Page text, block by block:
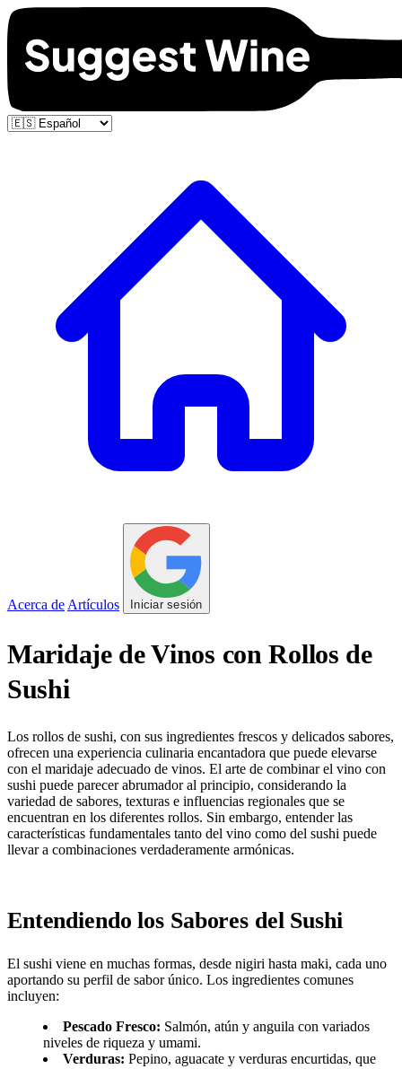
Acerca de Artículos Iniciar sesión
Maridaje de Vinos con Rollos de
Sushi
Los rollos de sushi, con sus ingredientes frescos y delicados sabores,
ofrecen una experiencia culinaria encantadora que puede elevarse
con el maridaje adecuado de vinos. El arte de combinar el vino con
sushi puede parecer abrumador al principio, considerando la
variedad de sabores, texturas e influencias regionales que se
encuentran en los diferentes rollos. Sin embargo, entender las
características fundamentales tanto del vino como del sushi puede
llevar a combinaciones verdaderamente armónicas.
Entendiendo los Sabores del Sushi
El sushi viene en muchas formas, desde nigiri hasta maki, cada uno
aportando su perfil de sabor único. Los ingredientes comunes
incluyen:
Pescado Fresco: Salmón, atún y anguila con variados
niveles de riqueza y umami.
Verduras: Pepino, aguacate y verduras encurtidas, que